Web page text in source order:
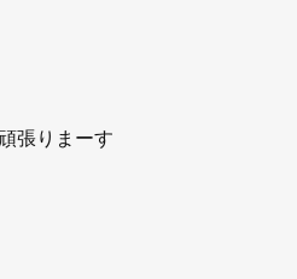
張りまーす